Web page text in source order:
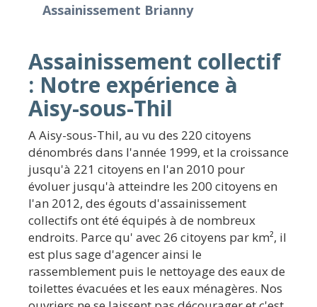
Assainissement Brianny
Assainissement collectif
: Notre expérience à
Aisy-sous-Thil
A Aisy-sous-Thil, au vu des 220 citoyens
dénombrés dans l'année 1999, et la croissance
jusqu'à 221 citoyens en l'an 2010 pour
évoluer jusqu'à atteindre les 200 citoyens en
l'an 2012, des égouts d'assainissement
collectifs ont été équipés à de nombreux
endroits. Parce qu' avec 26 citoyens par km², il
est plus sage d'agencer ainsi le
rassemblement puis le nettoyage des eaux de
toilettes évacuées et les eaux ménagères. Nos